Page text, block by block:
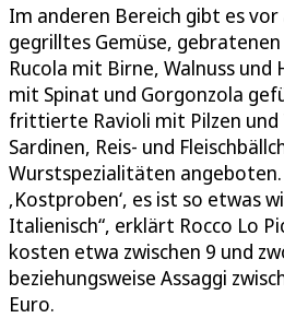
Im anderen Bereich gibt es vor
gegrilltes Gemüse,
Rucola mit Birne, Walnuss und
mit Spinat und Gorgonzola
frittierte Ravioli mit Pilzen
Sardinen, Reis- und
Wurstspezialitäten angeboten.
‚Kostproben‘, es ist so etwas
Italienisch“, erklärt Rocco Lo
kosten etwa zwischen 9 und
beziehungsweise Assaggi
Euro.